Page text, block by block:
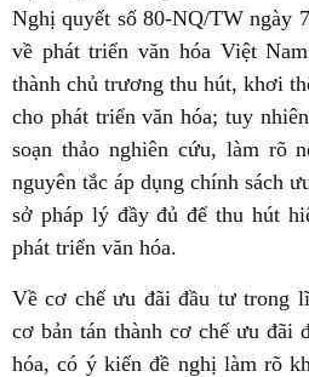
Nghị quyết số 80-NQ/TW ngày
về phát triển văn hóa Việt
thành chủ trương thu hút, khơi
cho phát triển văn hóa; tuy
soạn thảo nghiên cứu, làm rõ
nguyên tắc áp dụng chính sách
sở pháp lý đầy đủ để thu hút
phát triển văn hóa.
Về cơ chế ưu đãi đầu tư trong
cơ bản tán thành cơ chế ưu đãi
hóa, có ý kiến đề nghị làm rõ